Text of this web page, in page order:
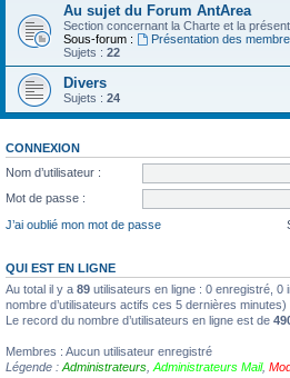
Au sujet du Forum AntArea
Section concernant la Charte et la
Sous-forum :
Présentation des
Sujets : 22
Divers
Sujets : 24
CONNEXION
Nom d’utilisateur :
Mot de passe :
J’ai oublié mon mot de passe
QUI EST EN LIGNE
Au total il y a 89 utilisateurs en ligne : 0 enregistré, 0
nombre d’utilisateurs actifs ces 5 dernières minutes)
Le record du nombre d’utilisateurs en ligne est de
Membres : Aucun utilisateur enregistré
Légende : Administrateurs Administrateurs Mail,